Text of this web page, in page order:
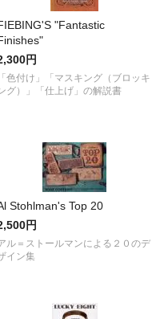
"Fantastic
円
「色付け」「マスキング（ブロッキ
グ）」「仕上げ」の解説書
Stohlman's Top 20
円
ル＝ストールマンによる２０のデ
イン集